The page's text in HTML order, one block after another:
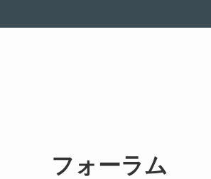
フォーラム